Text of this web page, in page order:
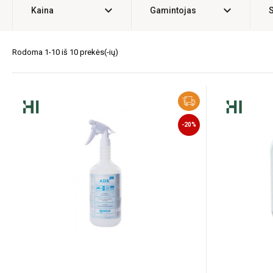
Kaina expand_more Gamintojas expand_more
Rodoma 1-10 iš 10 prekės(-ių)
-20%